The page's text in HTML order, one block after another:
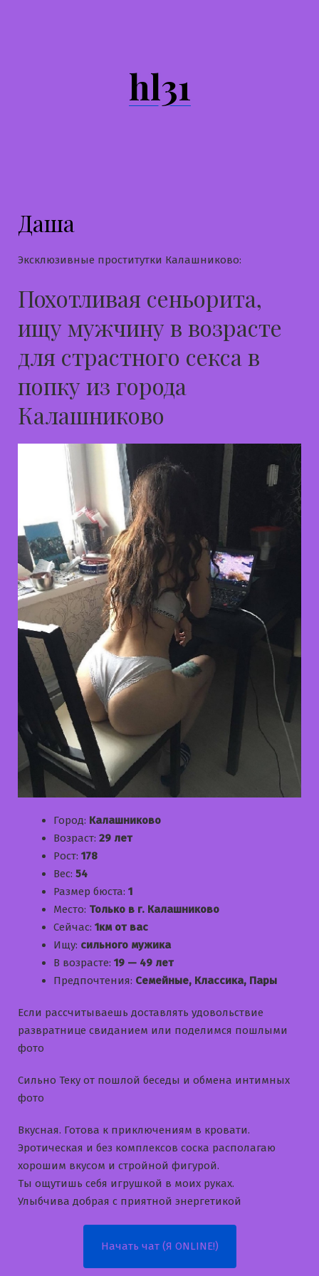
hl31
Даша
Эксклюзивные проститутки Калашниково:
Похотливая сеньорита,
ищу мужчину в возрасте
для страстного секса в
попку из города
Калашниково
Город: Калашниково
Возраст: 29 лет
Рост: 178
Вес: 54
Размер бюста: 1
Место: Только в г. Калашниково
Сейчас: 1км от вас
Ищу: сильного мужика
В возрасте: 19 — 49 лет
Предпочтения: Семейные, Классика, Пары
Если рассчитываешь доставлять удовольствие
развратнице свиданием или поделимся пошлыми
фото
Сильно Теку от пошлой беседы и обмена интимных
фото
Вкусная. Готова к приключениям в кровати.
Эротическая и без комплексов соска располагаю
хорошим вкусом и стройной фигурой.
Ты ощутишь себя игрушкой в моих руках.
Улыбчива добрая с приятной энергетикой
Начать чат (Я ONLINE!)